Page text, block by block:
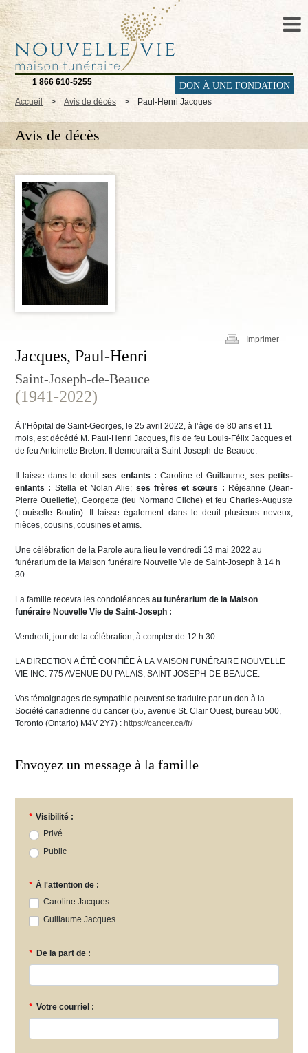
1 866 610-5255 DON À UNE FONDATION
Accueil > Avis de décès > Paul-Henri Jacques
Avis de décès
Imprimer
Jacques, Paul-Henri
Saint-Joseph-de-Beauce
(1941-2022)
À l’Hôpital de Saint-Georges, le 25 avril 2022, à l’âge de 80 ans et 11
mois, est décédé M. Paul-Henri Jacques, fils de feu Louis-Félix Jacques et
de feu Antoinette Breton. Il demeurait à Saint-Joseph-de-Beauce.
Il laisse dans le deuilses enfants : Caroline et Guillaume; ses petits-
enfants : Stella et Nolan Alie; ses frères et sœurs : Réjeanne (Jean-
Pierre Ouellette), Georgette (feu Normand Cliche) et feu Charles-Auguste
(Louiselle Boutin). Il laisse également dans le deuil plusieurs neveux,
nièces, cousins, cousines et amis.
Une célébration de la Parole aura lieu le vendredi 13 mai 2022 au
funérarium de la Maison funéraire Nouvelle Vie de Saint-Joseph à 14 h
30.
La famille recevra les condoléances au funérarium de la Maison
funéraire Nouvelle Vie de Saint-Joseph :
Vendredi, jour de la célébration, à compter de 12 h 30
LA DIRECTION A ÉTÉ CONFIÉE À LA MAISON FUNÉRAIRE NOUVELLE
VIE INC. 775 AVENUE DU PALAIS, SAINT-JOSEPH-DE-BEAUCE.
Vos témoignages de sympathie peuvent se traduire par un don à la
Société canadienne du cancer (55, avenue St. Clair Ouest, bureau 500,
Toronto (Ontario) M4V 2Y7) : https://cancer.ca/fr/
Envoyez un message à la famille
* Visibilité :
Privé
Public
* À l'attention de :
Caroline Jacques
Guillaume Jacques
* De la part de :
* Votre courriel :